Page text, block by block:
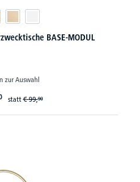
BASE-MODUL
zur Auswahl
statt€ 99,90
sichern